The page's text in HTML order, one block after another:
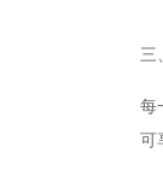
三
每
可